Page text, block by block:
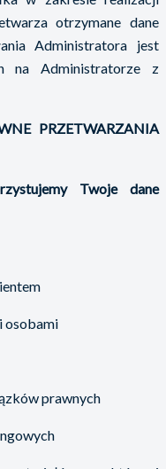
otrzymane dane
Administratora jest
na Administratorze z
PRZETWARZANIA
Twoje dane
osobami
prawnych